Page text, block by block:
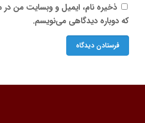
ذخیره نام، ایمیل و وبسایت من در
که دوباره دیدگاهی می‌نویسم.